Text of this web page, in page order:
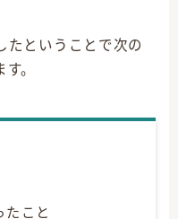
たということで次の
。
たこと